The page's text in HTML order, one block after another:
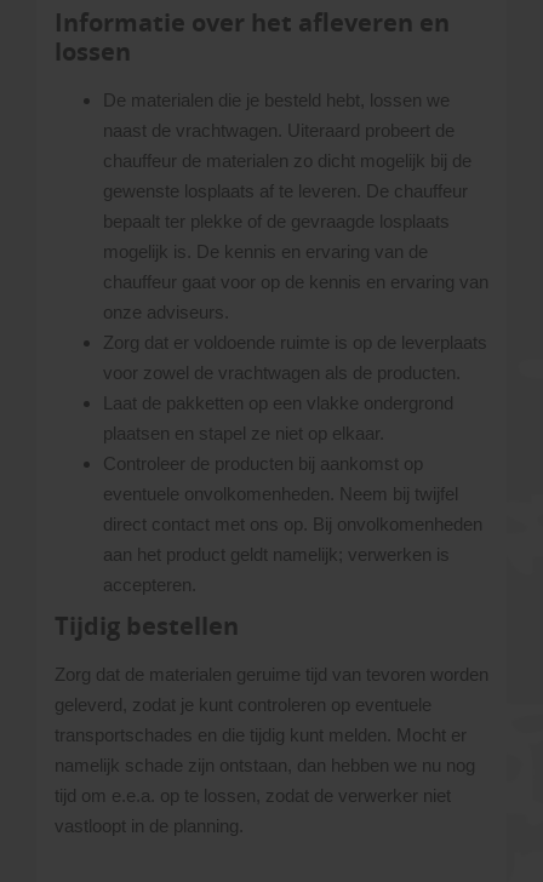
Informatie over het afleveren en
lossen
De materialen die je besteld hebt, lossen we
naast de vrachtwagen. Uiteraard probeert de
chauffeur de materialen zo dicht mogelijk bij de
gewenste losplaats af te leveren. De chauffeur
bepaalt ter plekke of de gevraagde losplaats
mogelijk is. De kennis en ervaring van de
chauffeur gaat voor op de kennis en ervaring van
onze adviseurs.
Zorg dat er voldoende ruimte is op de leverplaats
voor zowel de vrachtwagen als de producten.
Laat de pakketten op een vlakke ondergrond
plaatsen en stapel ze niet op elkaar.
Controleer de producten bij aankomst op
eventuele onvolkomenheden. Neem bij twijfel
direct contact met ons op. Bij onvolkomenheden
aan het product geldt namelijk; verwerken is
accepteren.
Tijdig bestellen
Zorg dat de materialen geruime tijd van tevoren worden
geleverd, zodat je kunt controleren op eventuele
transportschades en die tijdig kunt melden. Mocht er
namelijk schade zijn ontstaan, dan hebben we nu nog
tijd om e.e.a. op te lossen, zodat de verwerker niet
vastloopt in de planning.